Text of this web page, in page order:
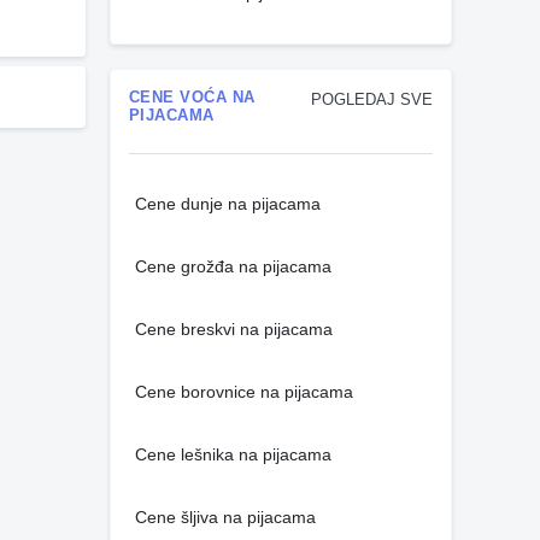
POGLEDAJ SVE
CENE VOĆA NA
PIJACAMA
Cene dunje na pijacama
Cene grožđa na pijacama
Cene breskvi na pijacama
Cene borovnice na pijacama
Cene lešnika na pijacama
Cene šljiva na pijacama